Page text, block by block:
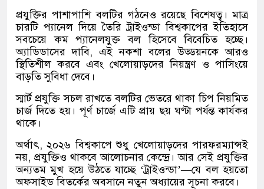
প্রযুক্তির পাশাপাশি বলটির গঠনেও রয়েছে বিশেষত্ব। মাত্র
চারটি প্যানেল দিয়ে তৈরি ট্রাইওন্ডা বিশ্বকাপের ইতিহাসে
সবচেয়ে কম প্যানেলযুক্ত বল হিসেবে বিবেচিত হচ্ছে।
অ্যাডিডাসের দাবি, এই নকশা বলের উড্ডয়নকে আরও
স্থিতিশীল করবে এবং খেলোয়াড়দের নিয়ন্ত্রণ ও পাসিংয়ে
বাড়তি সুবিধা দেবে।
স্মার্ট প্রযুক্তি সচল রাখতে বলটির ভেতরে থাকা চিপ নিয়মিত
চার্জ দিতে হয়। পূর্ণ চার্জে এটি প্রায় ছয় ঘণ্টা পর্যন্ত কার্যকর
থাকে।
অর্থাৎ, ২০২৬ বিশ্বকাপে শুধু খেলোয়াড়দের পারফরম্যান্সই
নয়, প্রযুক্তিও থাকবে আলোচনার কেন্দ্রে। আর সেই প্রযুক্তির
অন্যতম মুখ হয়ে উঠতে যাচ্ছে ‘ট্রাইওন্ডা’—যে বল হয়তো
অফসাইড বিতর্কের অবসানে নতুন অধ্যায়ের সূচনা করবে।